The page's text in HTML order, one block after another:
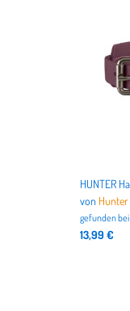
von Hunter
gefunden bei
13,99 €